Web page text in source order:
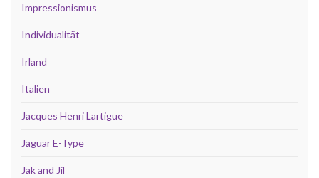
Impressionismus
Individualität
Irland
Italien
Jacques Henri Lartigue
Jaguar E-Type
Jak and Jil